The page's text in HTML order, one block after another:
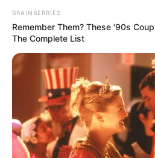
Once Upon a
9.3 /
Beri Rating &
BRAINBERRIES
Remember Them? These '90s
The Complete List